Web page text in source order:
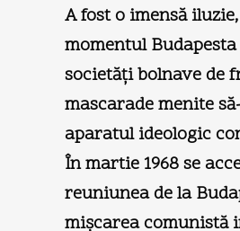
A fost o imensă
momentul
societăţi bolnave de
mascarade menite
aparatul ideologic
În martie 1968 se
reuniunea de la
mişcarea comunistă